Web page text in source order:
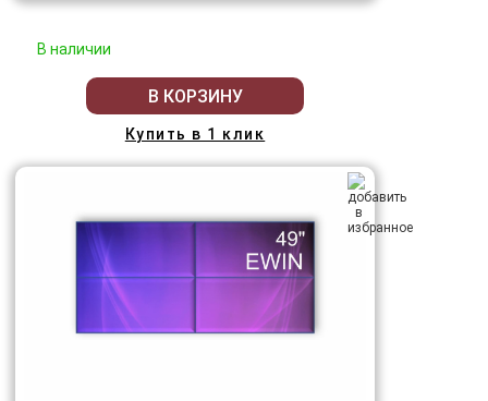
В наличии
В КОРЗИНУ
Купить в 1 клик